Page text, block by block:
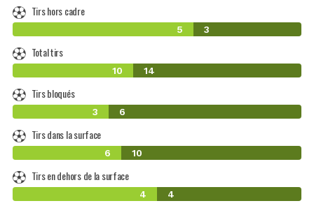
Tirs hors cadre
5 3
Total tirs
10 14
Tirs bloqués
3 6
Tirs dans la surface
6 10
Tirs en dehors de la surface
4 4